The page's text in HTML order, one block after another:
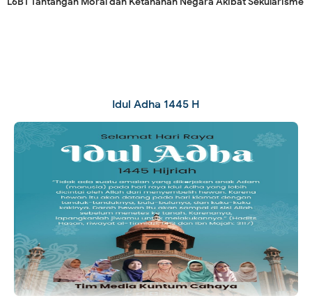
Idul Adha 1445 H